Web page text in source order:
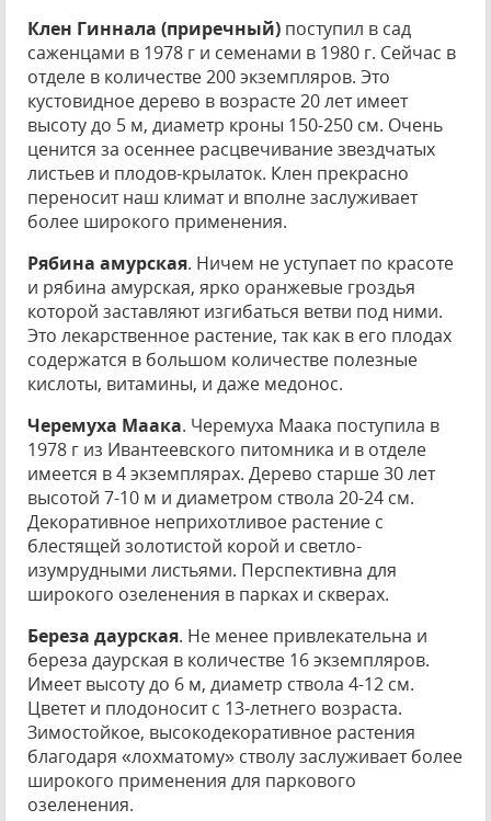
Клен Гиннала (приречный) поступил в сад
саженцами в 1978 г и семенами в 1980 г. Сейчас в
отделе в количестве 200 экземпляров. Это
кустовидное дерево в возрасте 20 лет имеет
высоту до 5 м, диаметр кроны 150-250 см. Очень
ценится за осеннее расцвечивание звездчатых
листьев и плодов-крылаток. Клен прекрасно
переносит наш климат и вполне заслуживает
более широкого применения.
Рябина амурская. Ничем не уступает по красоте
и рябина амурская, ярко оранжевые гроздья
которой заставляют изгибаться ветви под ними.
Это лекарственное растение, так как в его плодах
содержатся в большом количестве полезные
кислоты, витамины, и даже медонос.
Черемуха Маака. Черемуха Маака поступила в
1978 г из Ивантеевского питомника и в отделе
имеется в 4 экземплярах. Дерево старше 30 лет
высотой 7-10 м и диаметром ствола 20-24 см.
Декоративное неприхотливое растение с
блестящей золотистой корой и светло-
изумрудными листьями. Перспективна для
широкого озеленения в парках и скверах.
Береза даурская. Не менее привлекательна и
береза даурская в количестве 16 экземпляров.
Имеет высоту до 6 м, диаметр ствола 4-12 см.
Цветет и плодоносит с 13-летнего возраста.
Зимостойкое, высокодекоративное растения
благодаря «лохматому» стволу заслуживает более
широкого применения для паркового
озеленения.